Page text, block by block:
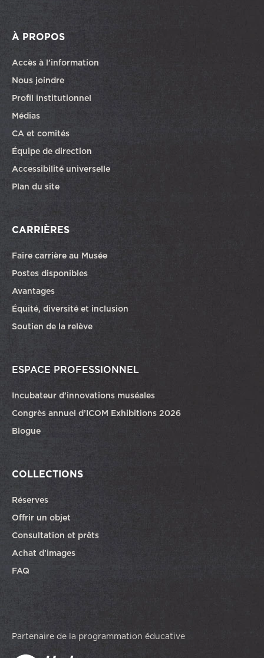
À PROPOS
Accès à l’information
Nous joindre
Profil institutionnel
Médias
CA et comités
Équipe de direction
Accessibilité universelle
Plan du site
CARRIÈRES
Faire carrière au Musée
Postes disponiblesCe lien ouvrira dans une autre fenêtre
Avantages
Équité, diversité et inclusion
Soutien de la relève
ESPACE PROFESSIONNEL
Incubateur d’innovations muséales
Congrès annuel d’ICOM Exhibitions 2026
Blogue
COLLECTIONS
Réserves
Offrir un objet
Consultation et prêts
Achat d’images
FAQ
Partenaire de la programmation éducative